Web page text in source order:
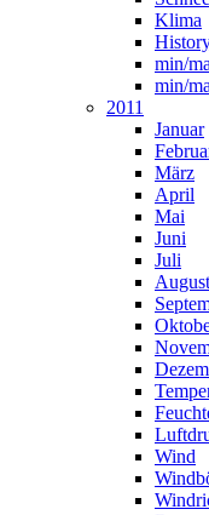
Klima
min/
min/
2011
Januar
März
April
Mai
Juni
Juli
August
Wind